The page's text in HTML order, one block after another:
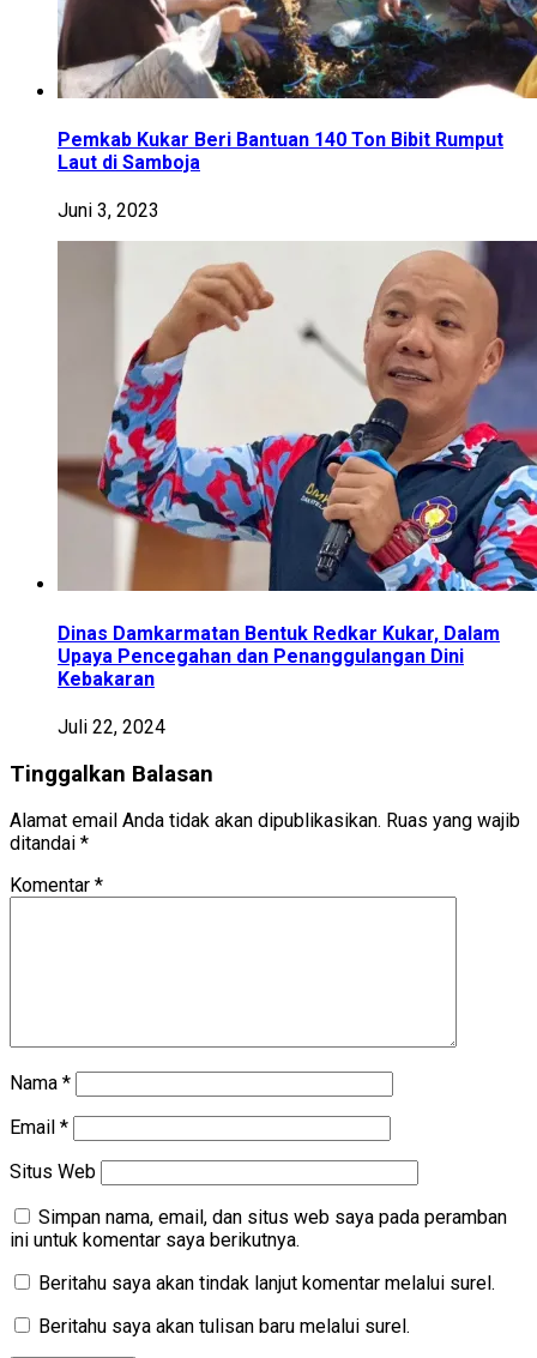
Pemkab Kukar Beri Bantuan 140 Ton Bibit Rumput
Laut di Samboja
Juni 3, 2023
Dinas Damkarmatan Bentuk Redkar Kukar, Dalam
Upaya Pencegahan dan Penanggulangan Dini
Kebakaran
Juli 22, 2024
Tinggalkan Balasan
Alamat email Anda tidak akan dipublikasikan. Ruas yang wajib
ditandai *
Komentar *
Nama *
Email *
Situs Web
Simpan nama, email, dan situs web saya pada peramban
ini untuk komentar saya berikutnya.
Beritahu saya akan tindak lanjut komentar melalui surel.
Beritahu saya akan tulisan baru melalui surel.